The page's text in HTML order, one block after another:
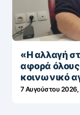
«Η αλλαγή
αφορά όλους